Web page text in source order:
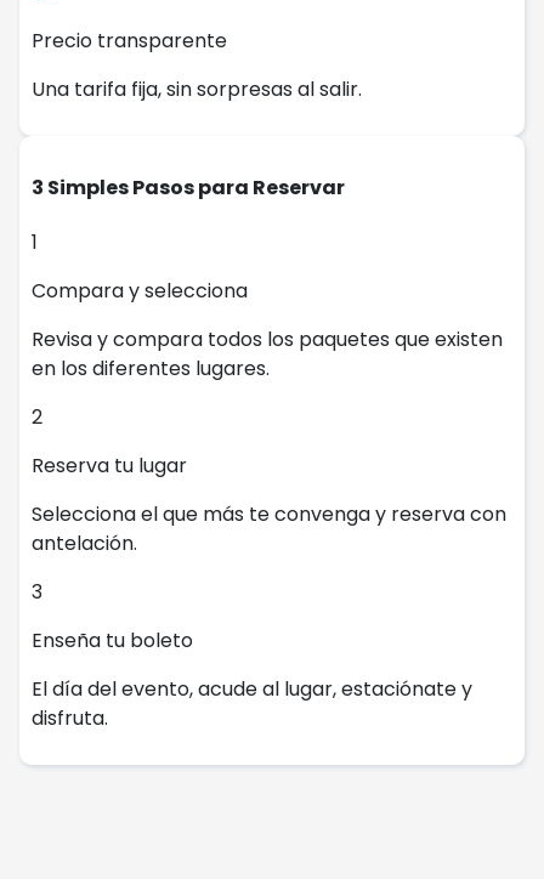
Precio transparente
Una tarifa fija, sin sorpresas al salir.
3 Simples Pasos para Reservar
1
Compara y selecciona
Revisa y compara todos los paquetes que existen
en los diferentes lugares.
2
Reserva tu lugar
Selecciona el que más te convenga y reserva con
antelación.
3
Enseña tu boleto
El día del evento, acude al lugar, estaciónate y
disfruta.